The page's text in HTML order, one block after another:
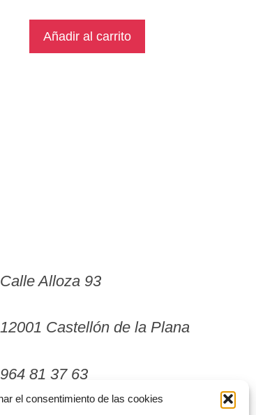
el consentimiento de las cookies
Añadir al carrito
Calle Alloza 93
12001 Castellón de la Plana
964 81 37 63